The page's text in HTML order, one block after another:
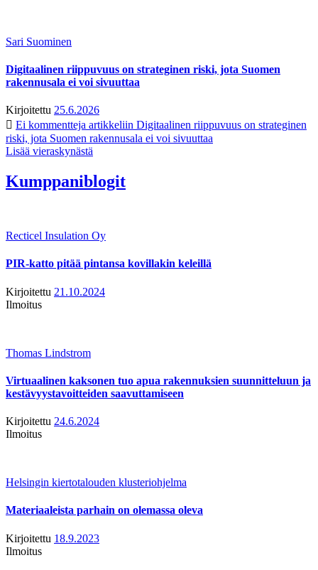
Sari Suominen
Digitaalinen riippuvuus on strateginen riski, jota Suomen
rakennusala ei voi sivuuttaa
Kirjoitettu 25.6.2026
Ei kommentteja artikkeliin Digitaalinen riippuvuus on strateginen
riski, jota Suomen rakennusala ei voi sivuuttaa
Lisää vieraskynästä
Kumppaniblogit
Recticel Insulation Oy
PIR-katto pitää pintansa kovillakin keleillä
Kirjoitettu 21.10.2024
Ilmoitus
Thomas Lindstrom
Virtuaalinen kaksonen tuo apua rakennuksien suunnitteluun ja
kestävyystavoitteiden saavuttamiseen
Kirjoitettu 24.6.2024
Ilmoitus
Helsingin kiertotalouden klusteriohjelma
Materiaaleista parhain on olemassa oleva
Kirjoitettu 18.9.2023
Ilmoitus